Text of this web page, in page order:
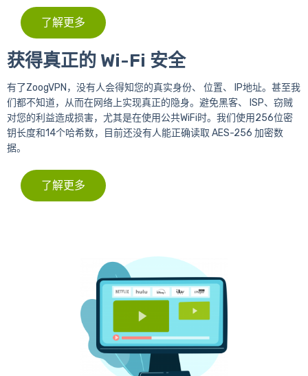
了解更多
获得真正的 Wi-Fi 安全
有了ZoogVPN，没有人会得知您的真实身份、 位置、 IP地址。甚至我
们都不知道，从而在网络上实现真正的隐身。避免黑客、 ISP、窃贼
对您的利益造成损害，尤其是在使用公共WiFi时。我们使用256位密
钥长度和14个哈希数，目前还没有人能正确读取 AES-256 加密数
据。
了解更多